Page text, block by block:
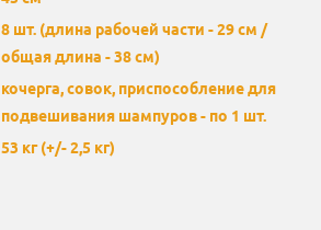
8 шт. (длина рабочей части - 29 см /
общая длина - 38 см)
кочерга, совок, приспособление для
подвешивания шампуров - по 1 шт.
53 кг (+/- 2,5 кг)